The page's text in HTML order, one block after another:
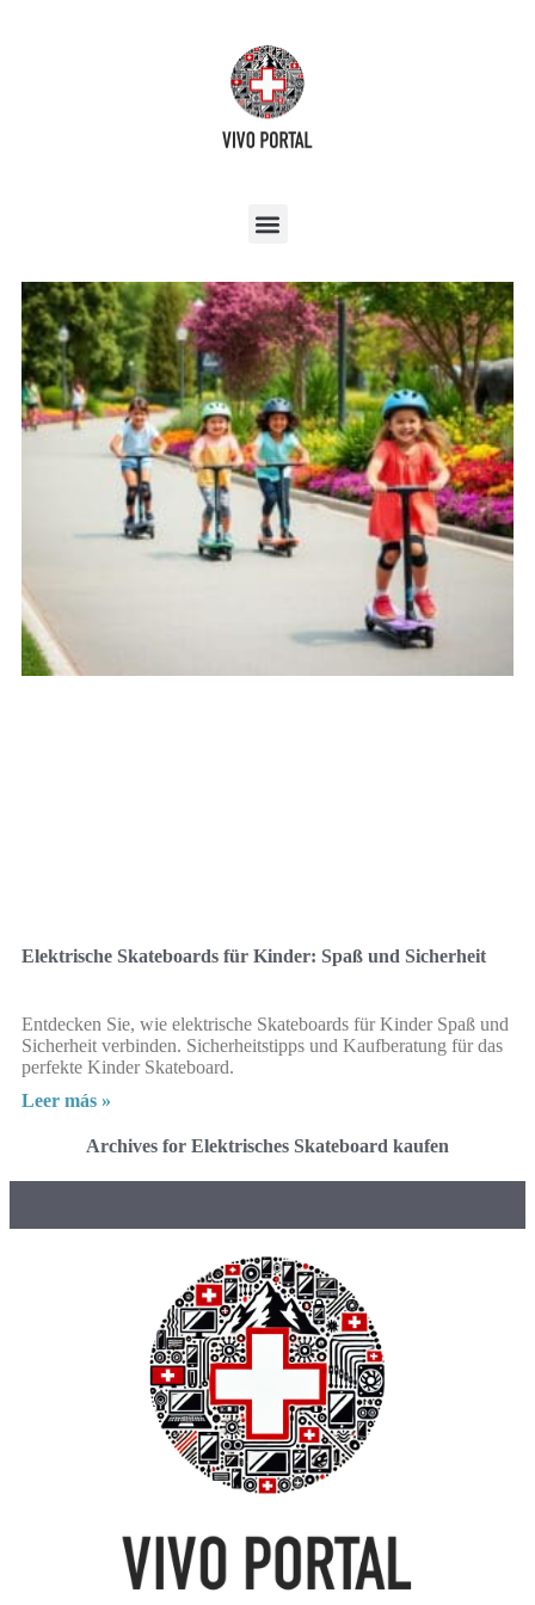
Elektrische Skateboards für Kinder: Spaß und Sicherheit
Entdecken Sie, wie elektrische Skateboards für Kinder Spaß und
Sicherheit verbinden. Sicherheitstipps und Kaufberatung für das
perfekte Kinder Skateboard.
Leer más »
Archives for Elektrisches Skateboard kaufen